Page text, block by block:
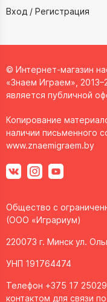
Вход / Регистрация
© Интернет-магазин
«Знаем Играем»,
является публичной
Копирование
наличии письменного
www.znaemigraem.by
Общество с
(ООО «Играриум)
220073 г. Минск ул.
УНП 191764474
Телефон +375 17
контактом для связи